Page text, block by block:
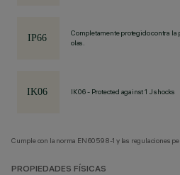
Completamente protegido contra la
olas.
IK06 - Protected against 1 J shocks
Cumple con la norma EN60598-1 y las regulaciones
PROPIEDADES FÍSICAS